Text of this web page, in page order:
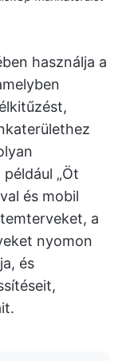
használja a
„Öt
és mobil
a
nyomon
és